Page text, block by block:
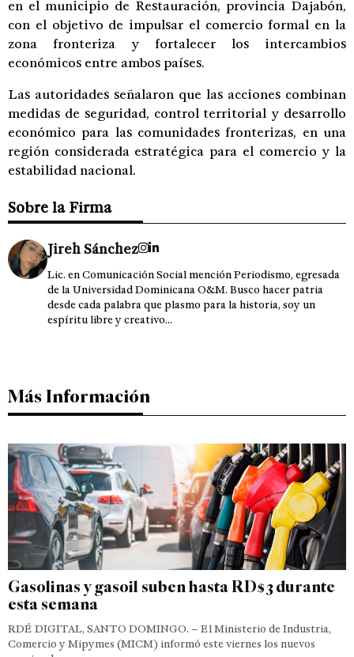
en el municipio de Restauración, provincia Dajabón,
con el objetivo de impulsar el comercio formal en la
zona fronteriza y fortalecer los intercambios
económicos entre ambos países.
Las autoridades señalaron que las acciones combinan
medidas de seguridad, control territorial y desarrollo
económico para las comunidades fronterizas, en una
región considerada estratégica para el comercio y la
estabilidad nacional.
Sobre la Firma
Jireh Sánchez
Lic. en Comunicación Social mención Periodismo, egresada
de la Universidad Dominicana O&M. Busco hacer patria
desde cada palabra que plasmo para la historia, soy un
espíritu libre y creativo...
Más Información
Gasolinas y gasoil suben hasta RD$3 durante
esta semana
RDÉ DIGITAL, SANTO DOMINGO. – El Ministerio de Industria,
Comercio y Mipymes (MICM) informó este viernes los nuevos